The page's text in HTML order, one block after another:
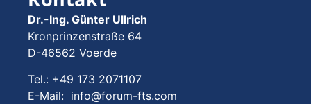
Dr.-Ing. Günter Ullrich
Kronprinzenstraße 64
D-46562 Voerde
Tel.: +49 173 2071107
E-Mail: info@forum-fts.com